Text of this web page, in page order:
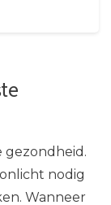
gezondheid.
nodig
Wanneer